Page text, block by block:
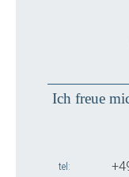
Ich freue
tel